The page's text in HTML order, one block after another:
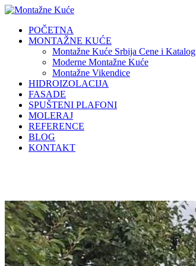
POČETNA
MONTAŽNE KUĆE
Montažne Kuće Srbija Cene i Katalog
Moderne Montažne Kuće
Montažne Vikendice
HIDROIZOLACIJA
FASADE
SPUŠTENI PLAFONI
MOLERAJ
REFERENCE
BLOG
KONTAKT